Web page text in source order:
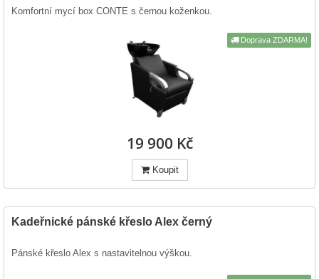
Komfortní mycí box CONTE s černou koženkou.
19 900 Kč
Doprava ZDARMA!
Koupit
Kadeřnické pánské křeslo Alex černý
Pánské křeslo Alex s nastavitelnou výškou.